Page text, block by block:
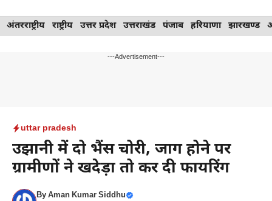
Skip
to
अंतरराष्ट्रीय राष्ट्रीय उत्तर प्रदेश उत्तराखंड पंजाब हरियाणा झारखण्ड
---Advertisement---
uttar pradesh
उझानी में दो भैंस चोरी, जाग होने पर
ग्रामीणों ने खदेड़ा तो कर दी फायरिंग
ByAman Kumar Siddhu